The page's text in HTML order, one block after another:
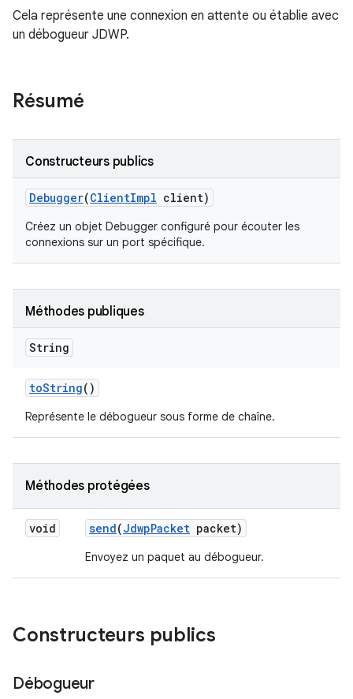
Cela représente une connexion en attente ou établie avec
un débogueur JDWP.
Résumé
Constructeurs publics
Debugger(ClientImpl client)
Créez un objet Debugger configuré pour écouter les
connexions sur un port spécifique.
Méthodes publiques
String
toString()
Représente le débogueur sous forme de chaîne.
Méthodes protégées
void send(JdwpPacket packet)
Envoyez un paquet au débogueur.
Constructeurs publics
Débogueur